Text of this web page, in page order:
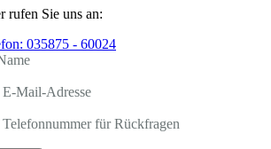
rufen Sie uns an:
035875 - 60024
E-Mail-Adresse
für Rückfragen